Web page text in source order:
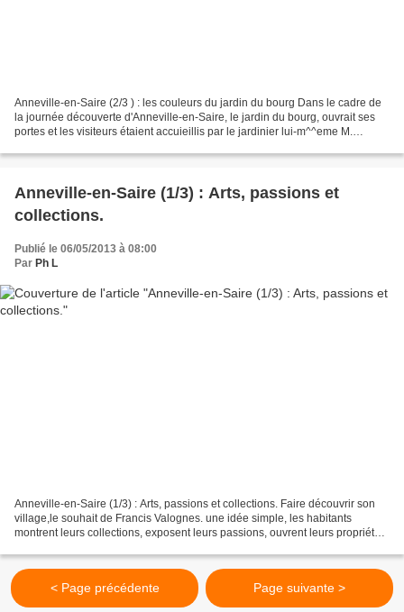
Anneville-en-Saire (2/3 ) : les couleurs du jardin du bourg Dans le cadre de
la journée découverte d'Anneville-en-Saire, le jardin du bourg, ouvrait ses
portes et les visiteurs étaient accuieillis par le jardinier lui-m^^eme M.
Anneville-en-Saire (1/3) : Arts, passions et
collections.
Publié le 06/05/2013 à 08:00
Par Ph L
Anneville-en-Saire (1/3) : Arts, passions et collections. Faire découvrir son
village,le souhait de Francis Valognes. une idée simple, les habitants
montrent leurs collections, exposent leurs passions, ouvrent leurs propriétés
< Page précédente Page suivante >